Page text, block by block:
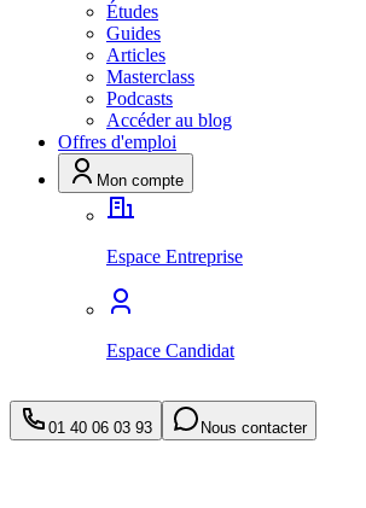
Études
Guides
Articles
Masterclass
Podcasts
Accéder au blog
Offres d'emploi
Mon compte
Espace Entreprise
Espace Candidat
01 40 06 03 93 Nous contacter